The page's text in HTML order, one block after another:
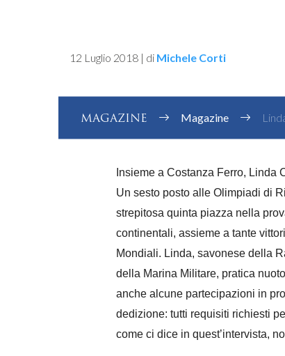
12 Luglio 2018 | di Michele Corti
MAGAZINE Magazine
Insieme a Costanza Ferro, Linda
Un sesto posto alle Olimpiadi di
strepitosa quinta piazza nella
continentali, assieme a tante
Mondiali. Linda, savonese della
della Marina Militare, pratica
anche alcune partecipazioni in
dedizione: tutti requisiti richiesti
come ci dice in quest’intervista,